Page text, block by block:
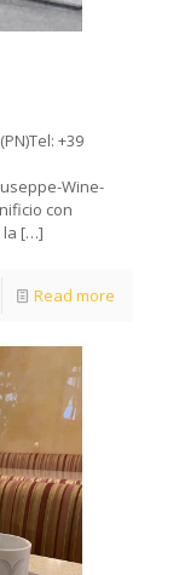
+39
Wine-
con
[…]
Read more